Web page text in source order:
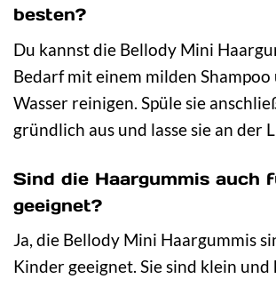
besten?
Du kannst die Bellody Mini
Bedarf mit einem milden
Wasser reinigen. Spüle sie
gründlich aus und lasse sie an der
Sind die Haargummis auch
geeignet?
Ja, die Bellody Mini Haargummis
Kinder geeignet. Sie sind klein